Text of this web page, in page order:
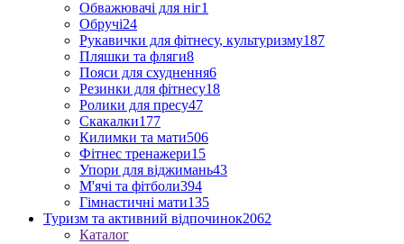
Обважювачі для ніг1
Обручі24
Рукавички для фітнесу, культуризму187
Пляшки та фляги8
Пояси для схуднення6
Резинки для фітнесу18
Ролики для пресу47
Скакалки177
Килимки та мати506
Фітнес тренажери15
Упори для віджимань43
М'ячі та фітболи394
Гімнастичні мати135
Туризм та активний відпочинок2062
Каталог